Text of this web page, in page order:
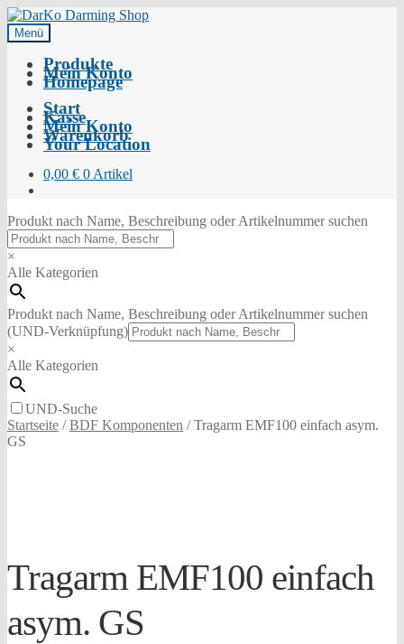
Menü
Produkte
Mein Konto
Homepage
Start
Kasse
Mein Konto
Warenkorb
Your Location
0,00 € 0 Artikel
Produkt nach Name, Beschreibung oder Artikelnummer suchen
×
Alle Kategorien
Produkt nach Name, Beschreibung oder Artikelnummer suchen
(UND-Verknüpfung)
×
Alle Kategorien
UND-Suche
Startseite /BDF Komponenten /Tragarm EMF100 einfach asym.
GS
Tragarm EMF100 einfach
asym. GS